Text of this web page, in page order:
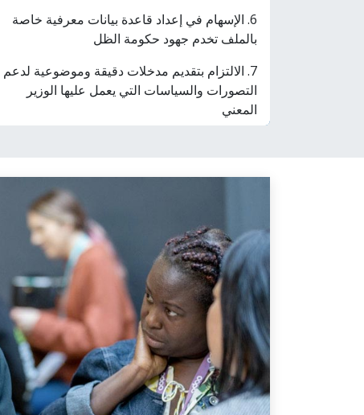
6. الإسهام في إعداد قاعدة بيانات معرفية خاصة
بالملف تخدم جهود حكومة الظل
7. الالتزام بتقديم مدخلات دقيقة وموضوعية لدعم
التصورات والسياسات التي يعمل عليها الوزير
المعني